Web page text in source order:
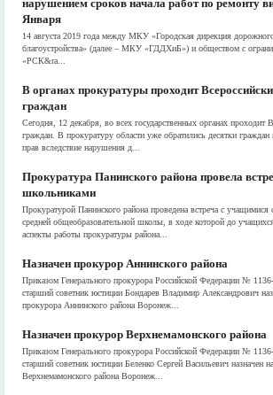
нарушением сроков начала работ по ремонту
Января
14 августа 2019 года между МКУ «Городская дирекция
благоустройства» (далее – МКУ «ГДДХиБ») и обществом с
«РСК&ra...
В органах прокуратуры проходит
граждан
Сегодня, 12 декабря, во всех государственных органах проходит
граждан. В прокуратуру области уже обратились десятки
прав вследствие нарушения д...
Прокуратура Панинского района провела
школьниками
Прокуратурой Панинского района проведена встреча с учащимися
средней общеобразовательной школы, в ходе которой до
аспекты работы прокуратуры района...
Назначен прокурор Аннинского района
Приказом Генерального прокурора Российской Федерации №
старший советник юстиции Бондарев Владимир Александрович
прокурора Аннинского района Воронеж...
Назначен прокурор Верхнемамонского района
Приказом Генерального прокурора Российской Федерации №
старший советник юстиции Беленко Сергей Васильевич назначен
Верхнемамонского района Воронеж...